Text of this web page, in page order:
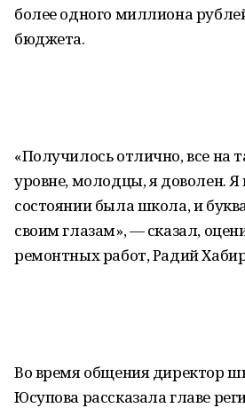
более одного миллиона
бюджета.
«Получилось отлично, все на
уровне, молодцы, я доволен.
состоянии была школа, и
своим глазам», — сказал,
ремонтных работ, Радий
Во время общения директор
Юсупова рассказала главе